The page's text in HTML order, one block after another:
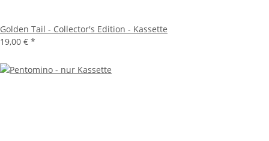
Golden Tail - Collector's Edition - Kassette
19,00 € *